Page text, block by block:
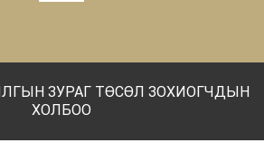
ЗУРАГ ТӨСӨЛ ЗОХИОГЧДЫН
ХОЛБОО